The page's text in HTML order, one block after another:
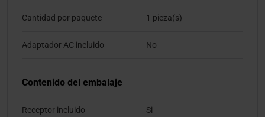
Cantidad por paquete 1 pieza(s)
Adaptador AC incluido No
Contenido del embalaje
Receptor incluido Si